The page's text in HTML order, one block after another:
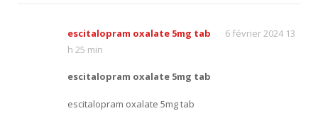
escitalopram oxalate 5mg tab
6 février 2024 13
h 25 min
escitalopram oxalate 5mg tab
escitalopram oxalate 5mg tab